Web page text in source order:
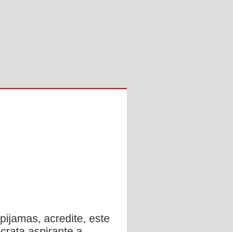
acredite, este